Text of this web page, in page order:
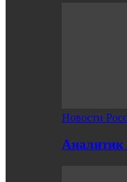
Новости
Аналитик